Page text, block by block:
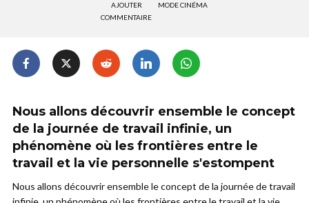
AJOUTER
COMMENTAIRE
MODE CINÉMA
Nous allons découvrir ensemble le concept
de la journée de travail infinie, un
phénomène où les frontières entre le
travail et la vie personnelle s'estompent
Nous allons découvrir ensemble le concept de la journée de travail